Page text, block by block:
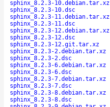
sphinx_8.2.3-10.debian.tar.xz
sphinx_8.2.3-10.dsc
sphinx_8.2.3-11.debian.tar.xz
sphinx_8.2.3-11.dsc
sphinx_8.2.3-12.debian.tar.xz
sphinx_8.2.3-12.dsc
sphinx_8.2.3-12.git.tar.xz
sphinx_8.2.3-2.debian.tar.xz
sphinx_8.2.3-2.dsc
sphinx_8.2.3-6.debian.tar.xz
sphinx_8.2.3-6.dsc
sphinx_8.2.3-7.debian.tar.xz
sphinx_8.2.3-7.dsc
sphinx_8.2.3-8.debian.tar.xz
sphinx_8.2.3-8.dsc